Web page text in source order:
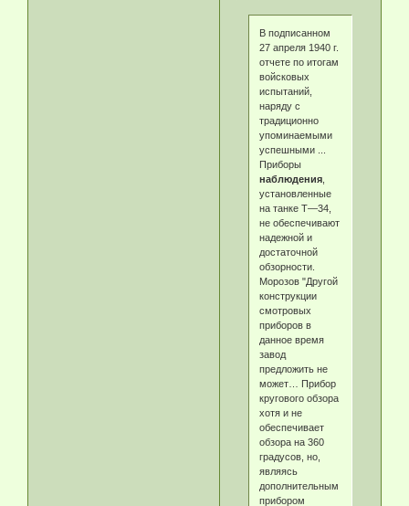
В подписанном
27 апреля 1940 г.
отчете по итогам
войсковых
испытаний,
наряду с
традиционно
упоминаемыми
успешными ...
Приборы
наблюдения,
установленные
на танке Т—34,
не обеспечивают
надежной и
достаточной
обзорности.
Морозов "Другой
конструкции
смотровых
приборов в
данное время
завод
предложить не
может… Прибор
кругового обзора
хотя и не
обеспечивает
обзора на 360
градусов, но,
являясь
дополнительным
прибором